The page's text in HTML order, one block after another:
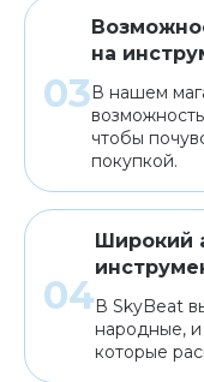
на
В нашем
чтобы
покупкой.
Широкий
В SkyBeat
народные,
которые